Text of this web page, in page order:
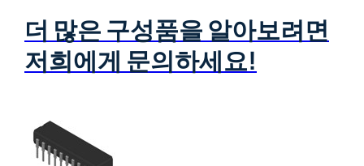
더 많은 구성품을 알아보려면
저희에게 문의하세요!